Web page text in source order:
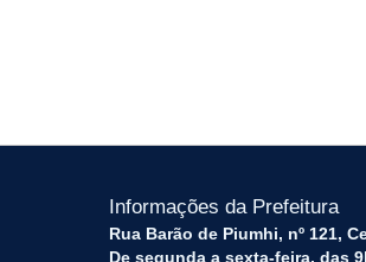
Informações da Prefeitura
Rua Barão de Piumhi, nº 121,
De segunda a sexta-feira, das